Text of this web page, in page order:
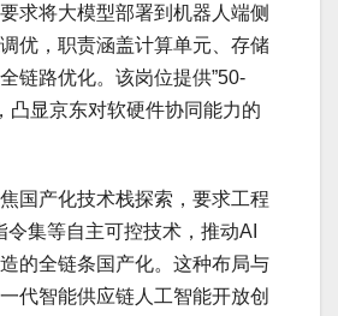
求将大模型部署到机器人端侧
优，职责涵盖计算单元、存储
链路优化。该岗位提供”50-
凸显京东对软硬件协同能力的
国产化技术栈探索，要求工程
集等自主可控技术，推动AI
的全链条国产化。这种布局与
代智能供应链人工智能开放创